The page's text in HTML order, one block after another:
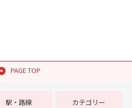
PAGE TOP
駅・路線
カテゴリー